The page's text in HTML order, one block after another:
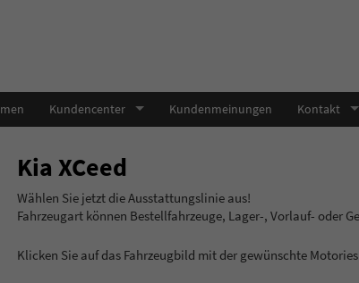
Kundencenter Kundenmeinungen Kontakt
Kia XCeed
Wählen Sie jetzt die
Fahrzeugart können Bestellfahrzeuge, Lager-, Vorlauf- oder
Klicken Sie auf das Fahrzeugbild mit der gewünschte